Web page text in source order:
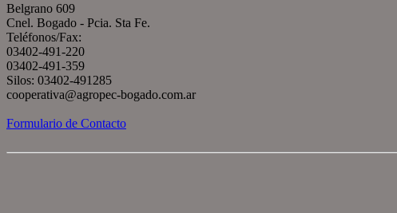
Belgrano 609
Cnel. Bogado - Pcia. Sta Fe.
Teléfonos/Fax:
03402-491-220
03402-491-359
Silos: 03402-491285
cooperativa@agropec-bogado.com.ar
Formulario de Contacto